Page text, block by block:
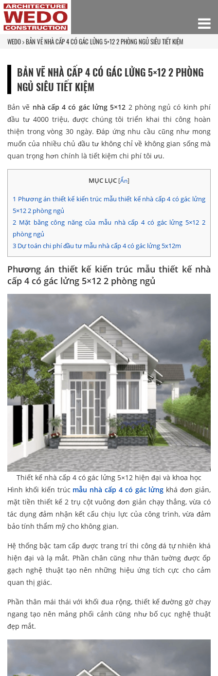
WEDO BẢN VẼ NHÀ CẤP 4 CÓ GÁC LỬNG 5×12 2 PHÒNG NGỦ SIÊU TIẾT KIỆM
BẢN VẼ NHÀ CẤP 4 CÓ GÁC LỬNG 5×12 2 PHÒNG
NGỦ SIÊU TIẾT KIỆM
Bản vẽ nhà cấp 4 có gác lửng 5×12 2 phòng ngủ có kinh phí
đầu tư 4000 triệu, được chúng tôi triển khai thi công hoàn
thiện trong vòng 30 ngày. Đáp ứng nhu cầu cũng như mong
muốn của nhiều chủ đầu tư không chỉ về không gian sống mà
quan trọng hơn chính là tiết kiệm chi phí tôi ưu.
MỤC LỤC [Ẩn]
1 Phương án thiết kế kiến trúc mẫu thiết kế nhà cấp 4 có gác lửng
5×12 2 phòng ngủ
2 Mặt bằng công năng của mẫu nhà cấp 4 có gác lửng 5×12 2
phòng ngủ
3 Dự toán chi phí đầu tư mẫu nhà cấp 4 có gác lửng 5x12m
Phương án thiết kế kiến trúc mẫu thiết kế nhà
cấp 4 có gác lửng 5×12 2 phòng ngủ
Thiết kế nhà cấp 4 có gác lửng 5×12 hiện đại và khoa học
Hình khối kiến trúc mẫu nhà cấp 4 có gác lửng khá đơn giản,
mặt tiền thiết kế 2 trụ cột vuông đơn giản chạy thẳng, vừa có
tác dụng đảm nhận kết cấu chịu lực của công trình, vừa đảm
bảo tính thẩm mỹ cho không gian.
Hệ thống bậc tam cấp được trang trí thi công đá tự nhiên khá
hiện đại và lạ mắt. Phần chân cũng như thân tường được ốp
gạch nghệ thuật tạo nên những hiệu ứng tích cực cho cảm
quan thị giác.
Phần thân mái thái với khối đua rộng, thiết kế đường gờ chạy
ngang tạo nên mảng phối cảnh cũng như bố cục nghệ thuật
đẹp mắt.